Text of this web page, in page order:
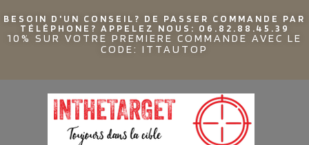
BESOIN D'UN CONSEIL? DE PASSER COMMANDE PAR
TÉLÉPHONE? APPELEZ NOUS: 06.82.88.45.39
10% SUR VOTRE PREMIERE COMMANDE AVEC LE
CODE: ITTAUTOP